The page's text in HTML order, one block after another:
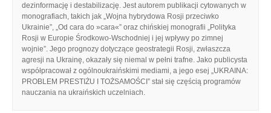
dezinformację i destabilizację. Jest autorem publikacji cytowanych w
monografiach, takich jak „Wojna hybrydowa Rosji przeciwko
Ukrainie”, „Od cara do »cara«” oraz chińskiej monografii „Polityka
Rosji w Europie Środkowo-Wschodniej i jej wpływy po zimnej
wojnie”. Jego prognozy dotyczące geostrategii Rosji, zwłaszcza
agresji na Ukrainę, okazały się niemal w pełni trafne. Jako publicysta
współpracował z ogólnoukraińskimi mediami, a jego esej „UKRAINA:
PROBLEM PRESTIŻU I TOŻSAMOŚCI” stał się częścią programów
nauczania na ukraińskich uczelniach.